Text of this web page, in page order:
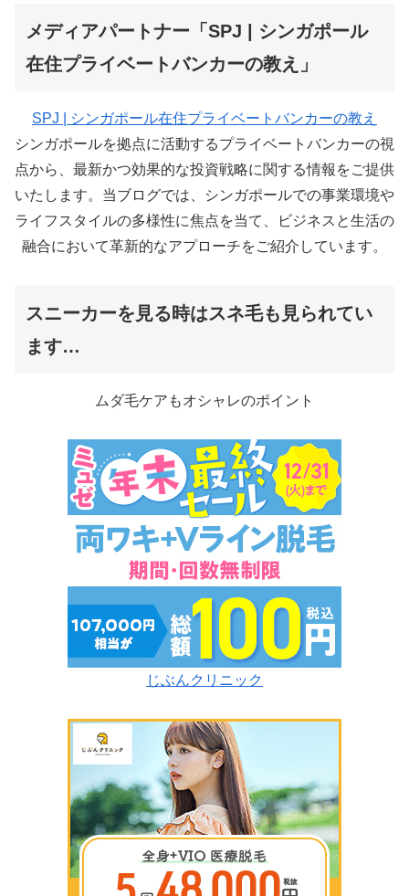
メディアパートナー「SPJ | シンガポール
在住プライベートバンカーの教え」
SPJ | シンガポール在住プライベートバンカーの教え
シンガポールを拠点に活動するプライベートバンカーの視
点から、最新かつ効果的な投資戦略に関する情報をご提供
いたします。当ブログでは、シンガポールでの事業環境や
ライフスタイルの多様性に焦点を当て、ビジネスと生活の
融合において革新的なアプローチをご紹介しています。
スニーカーを見る時はスネ毛も見られてい
ます…
ムダ毛ケアもオシャレのポイント
じぶんクリニック